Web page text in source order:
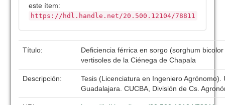
este ítem:
https://hdl.handle.net/20.500.12104/78811
Título:
Deficiencia férrica en sorgo (sorghum
vertisoles de la Ciénega de Chapala
Descripción:
Tesis (Licenciatura en Ingeniero Agrónomo).
Guadalajara. CUCBA, División de Cs.